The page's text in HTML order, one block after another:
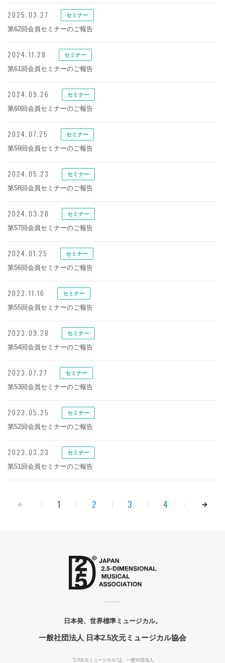
2025.03.27 セミナー
第62回会員セミナーのご報告
2024.11.28 セミナー
第61回会員セミナーのご報告
2024.09.26 セミナー
第60回会員セミナーのご報告
2024.07.25 セミナー
第59回会員セミナーのご報告
2024.05.23 セミナー
第58回会員セミナーのご報告
2024.03.28 セミナー
第57回会員セミナーのご報告
2024.01.25 セミナー
第56回会員セミナーのご報告
2023.11.16 セミナー
第55回会員セミナーのご報告
2023.09.28 セミナー
第54回会員セミナーのご報告
2023.07.27 セミナー
第53回会員セミナーのご報告
2023.05.25 セミナー
第52回会員セミナーのご報告
2023.03.23 セミナー
第51回会員セミナーのご報告
1 2 3 4
日本発、世界標準ミュージカル。
一般社団法人 日本2.5次元ミュージカル協会
"2.5次元ミュージカル"は、一般社団法人